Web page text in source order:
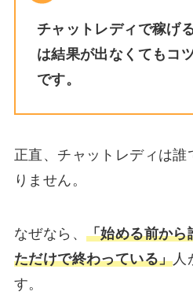
チャットレディで稼げ
は結果が出なくてもコ
です。
正直、チャットレディは誰
りません。
なぜなら、 「始める前から
ただけで終わっている」人
す。